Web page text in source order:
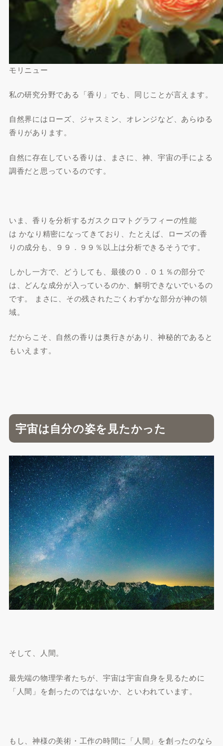
モリニュー
私の研究分野である「香り」でも、同じことが言えます。
自然界にはローズ、ジャスミン、オレンジなど、あらゆる
香りがあります。
自然に存在している香りは、まさに、神、宇宙の手による
調香だと思っているのです。
いま、香りを分析するガスクロマトグラフィーの性能
は かなり精密になってきており、たとえば、ローズの香
りの成分も、９９．９９％以上は分析できるそうです。
しかし一方で、どうしても、最後の０．０１％の部分で
は、どんな成分が入っているのか、解明できないでいるの
です。 まさに、その残されたごくわずかな部分が神の領
域。
だからこそ、自然の香りは奥行きがあり、神秘的であると
もいえます。
宇宙は自分の姿を見たかった
そして、人間。
最先端の物理学者たちが、宇宙は宇宙自身を見るために
「人間」を創ったのではないか、といわれています。
もし、神様の美術・工作の時間に「人間」を創ったのなら